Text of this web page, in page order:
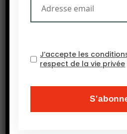
doivent être, car le
Source : Bloomberg Business
J’accepte les
respect de la vie privée